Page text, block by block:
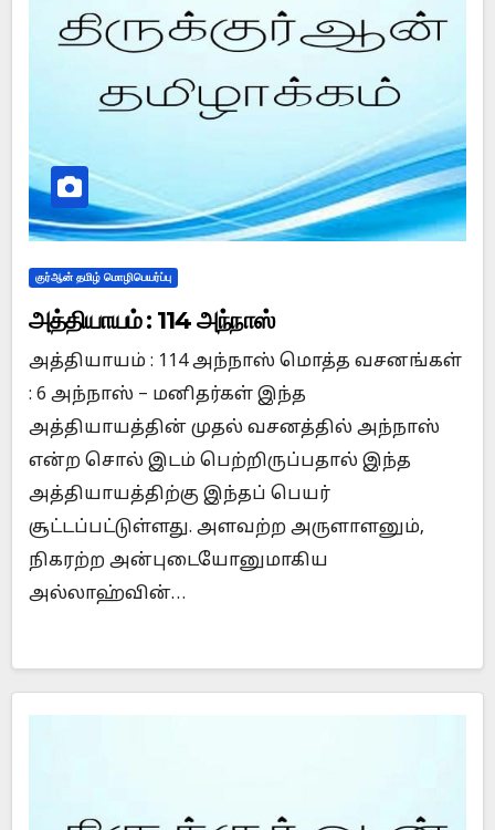
குர்ஆன் தமிழ் மொழிபெயர்ப்பு
அத்தியாயம் : 114 அந்நாஸ்
அத்தியாயம் : 114 அந்நாஸ் மொத்த வசனங்கள்
: 6 அந்நாஸ் – மனிதர்கள் இந்த
அத்தியாயத்தின் முதல் வசனத்தில் அந்நாஸ்
என்ற சொல் இடம் பெற்றிருப்பதால் இந்த
அத்தியாயத்திற்கு இந்தப் பெயர்
சூட்டப்பட்டுள்ளது. அளவற்ற அருளாளனும்,
நிகரற்ற அன்புடையோனுமாகிய
அல்லாஹ்வின்…